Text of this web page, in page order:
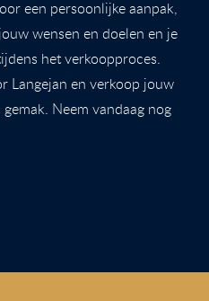
een persoonlijke aanpak,
wensen en doelen en je
het verkoopproces.
Langejan en verkoop jouw
Neem vandaag nog